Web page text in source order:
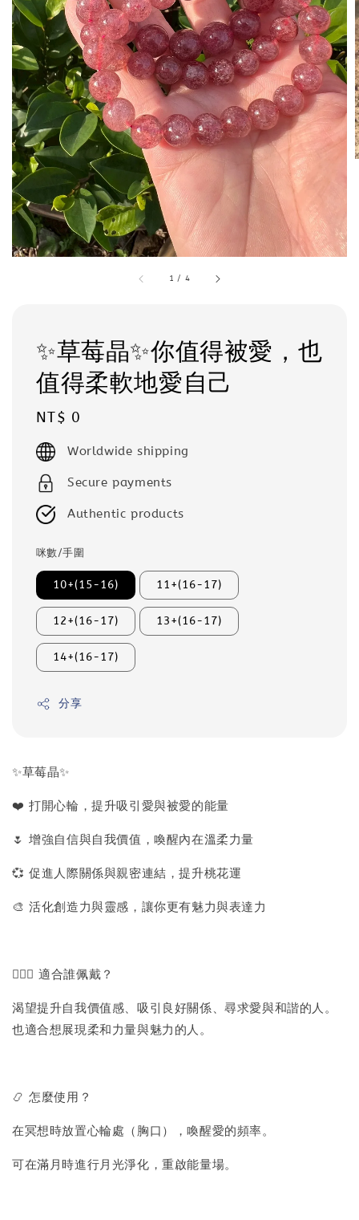
1 / 4
✨草莓晶✨你值得被愛，也
值得柔軟地愛自己
Regular
price
NT$ 0
Worldwide shipping
Secure payments
Authentic products
咪數/手圍
10+(15-16) 11+(16-17)
12+(16-17) 13+(16-17)
14+(16-17)
分享
✨草莓晶✨
❤️ 打開心輪，提升吸引愛與被愛的能量
🌷 增強自信與自我價值，喚醒內在溫柔力量
💞 促進人際關係與親密連結，提升桃花運
🎨 活化創造力與靈感，讓你更有魅力與表達力
👩‍❤️‍👨 適合誰佩戴？
渴望提升自我價值感、吸引良好關係、尋求愛與和諧的人。
也適合想展現柔和力量與魅力的人。
📿 怎麼使用？
在冥想時放置心輪處（胸口），喚醒愛的頻率。
可在滿月時進行月光淨化，重啟能量場。